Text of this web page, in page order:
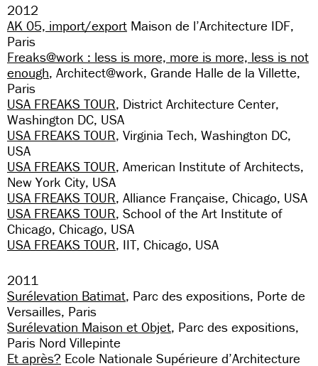
2012
AK 05, import/export Maison de l’Architecture IDF,
Paris
Freaks@work : less is more, more is more, less is not
enough, Architect@work, Grande Halle de la Villette,
Paris
USA FREAKS TOUR, District Architecture Center,
Washington DC, USA
USA FREAKS TOUR, Virginia Tech, Washington DC,
USA
USA FREAKS TOUR, American Institute of Architects,
New York City, USA
USA FREAKS TOUR, Alliance Française, Chicago, USA
USA FREAKS TOUR, School of the Art Institute of
Chicago, Chicago, USA
USA FREAKS TOUR, IIT, Chicago, USA
2011
Surélevation Batimat, Parc des expositions, Porte de
Versailles, Paris
Surélevation Maison et Objet, Parc des expositions,
Paris Nord Villepinte
Et après? Ecole Nationale Supérieure d’Architecture